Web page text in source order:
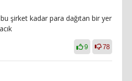
şirket kadar para dağıtan bir yer
9 78